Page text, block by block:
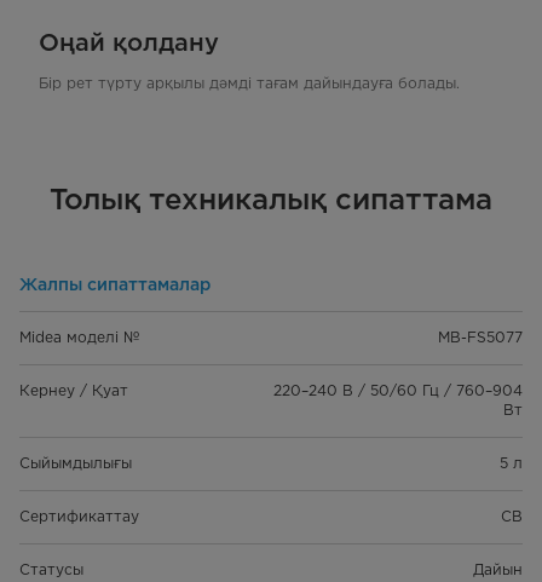
Оңай қолдану
Бір рет түрту арқылы дәмді тағам дайындауға болады.
Толық техникалық сипаттама
Жалпы сипаттамалар
Midea моделі № MB-FS5077
Кернеу / Қуат
220–240 В / 50/60 Гц / 760–904
Вт
Сыйымдылығы 5 л
Сертификаттау CB
Статусы Дайын